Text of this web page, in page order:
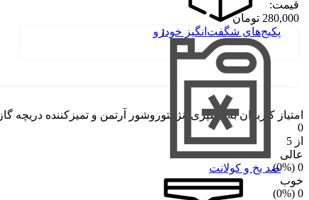
پکیج‌های شگفت‌انگیز خودرو
ضد یخ و کولانت
قیمت:
280,000 تومان
امتیاز کاربران به:
اسپری انژکتوروشور آرتمن و تمیزکننده دریچه گاز
0
از 5
عالی
0
(0
%
)
خوب
0
(0
%
)